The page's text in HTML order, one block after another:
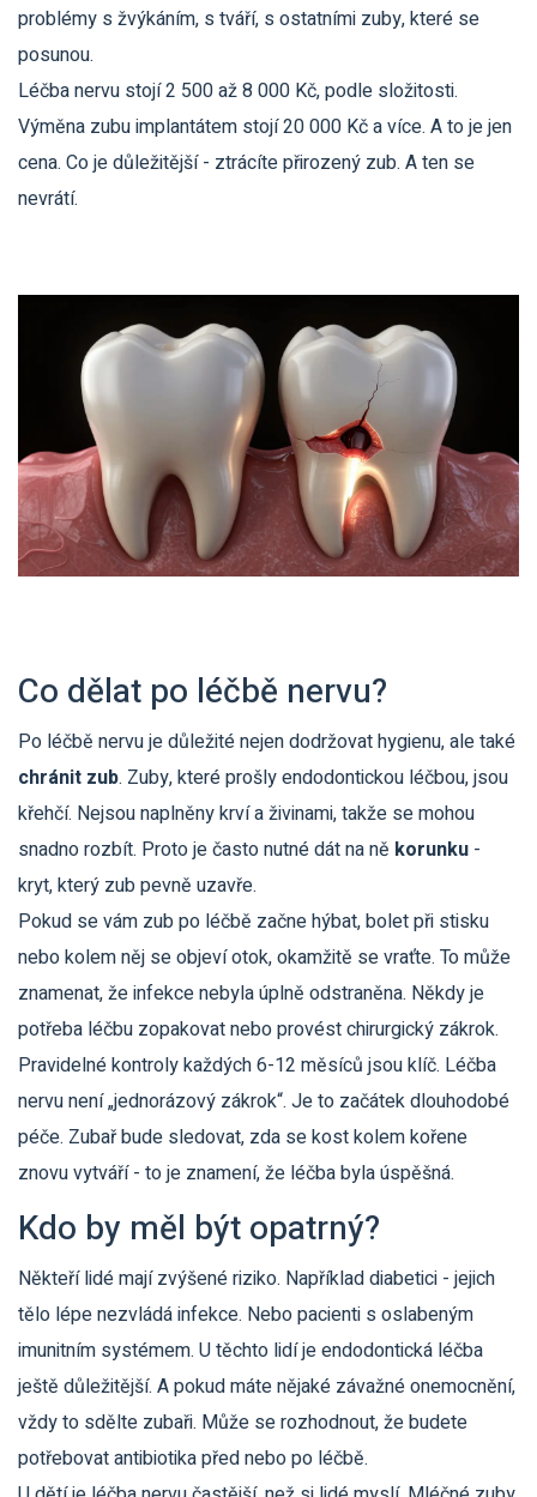
problémy s žvýkáním, s tváří, s ostatními zuby, které se
posunou.
Léčba nervu stojí 2 500 až 8 000 Kč, podle složitosti.
Výměna zubu implantátem stojí 20 000 Kč a více. A to je jen
cena. Co je důležitější - ztrácíte přirozený zub. A ten se
nevrátí.
Co dělat po léčbě nervu?
Po léčbě nervu je důležité nejen dodržovat hygienu, ale také
chránit zub. Zuby, které prošly endodontickou léčbou, jsou
křehčí. Nejsou naplněny krví a živinami, takže se mohou
snadno rozbít. Proto je často nutné dát na ně korunku -
kryt, který zub pevně uzavře.
Pokud se vám zub po léčbě začne hýbat, bolet při stisku
nebo kolem něj se objeví otok, okamžitě se vraťte. To může
znamenat, že infekce nebyla úplně odstraněna. Někdy je
potřeba léčbu zopakovat nebo provést chirurgický zákrok.
Pravidelné kontroly každých 6-12 měsíců jsou klíč. Léčba
nervu není „jednorázový zákrok“. Je to začátek dlouhodobé
péče. Zubař bude sledovat, zda se kost kolem kořene
znovu vytváří - to je znamení, že léčba byla úspěšná.
Kdo by měl být opatrný?
Někteří lidé mají zvýšené riziko. Například diabetici - jejich
tělo lépe nezvládá infekce. Nebo pacienti s oslabeným
imunitním systémem. U těchto lidí je endodontická léčba
ještě důležitější. A pokud máte nějaké závažné onemocnění,
vždy to sdělte zubaři. Může se rozhodnout, že budete
potřebovat antibiotika před nebo po léčbě.